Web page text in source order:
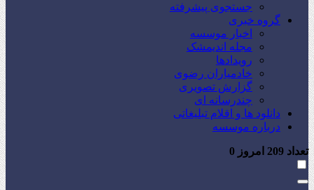
جستجوی پیشرفته
گروه خبری
اخبار موسسه
مجله اندیمشک
رویدادها
خادمیاران رضوی
گزارش تصویری
چندرسانه ای
دانلود ها و اقلام تبلیغاتی
درباره موسسه
تعداد امروز 0